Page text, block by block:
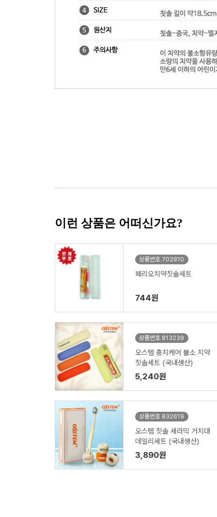
이런 상품은 어떠신가요?
상품번호 702810
페리오치약칫솔세트
744원
상품번호 813239
오스템 충치케어 불소 치약
칫솔세트 (국내생산)
5,240원
상품번호 832619
오스템 칫솔 세라믹 거치대
데일리세트 (국내생산)
3,890원